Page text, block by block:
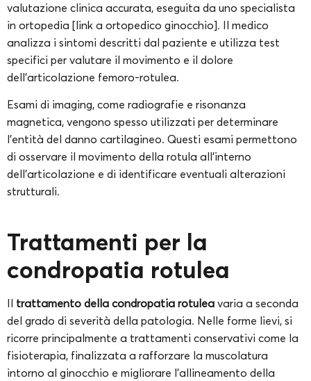
valutazione clinica accurata, eseguita da uno specialista
in ortopedia [link a ortopedico ginocchio]. Il medico
analizza i sintomi descritti dal paziente e utilizza test
specifici per valutare il movimento e il dolore
dell’articolazione femoro-rotulea.
Esami di imaging, come radiografie e risonanza
magnetica, vengono spesso utilizzati per determinare
l’entità del danno cartilagineo. Questi esami permettono
di osservare il movimento della rotula all’interno
dell’articolazione e di identificare eventuali alterazioni
strutturali.
Trattamenti per la
condropatia rotulea
Il trattamento della condropatia rotulea varia a seconda
del grado di severità della patologia. Nelle forme lievi, si
ricorre principalmente a trattamenti conservativi come la
fisioterapia, finalizzata a rafforzare la muscolatura
intorno al ginocchio e migliorare l’allineamento della